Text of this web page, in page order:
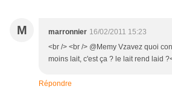
M marronnier 16/02/2011 15:23
<br /> <br /> @Memy Vzavez quoi
moins lait, c'est ça ? le lait rend laid
Répondre